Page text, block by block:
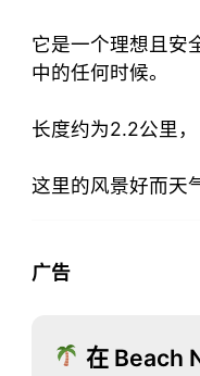
它是一个理想且安
中的任何时候。
长度约为2.2公里，
这里的风景好而天
广告
在 Beach